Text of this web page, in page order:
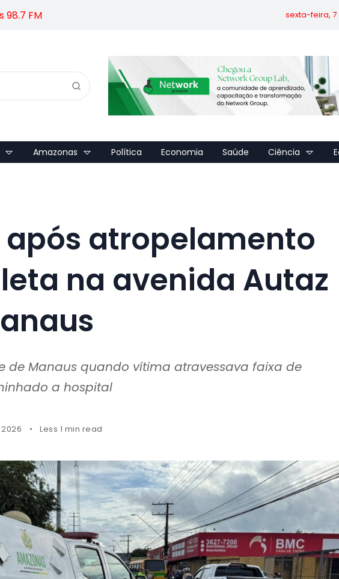
98.7 FM sexta-feira, 7
Amazonas Política Economia Saúde Ciência
atropelamento
na avenida Autaz
de Manaus quando vítima atravessava faixa de
a hospital
Less 1 min read